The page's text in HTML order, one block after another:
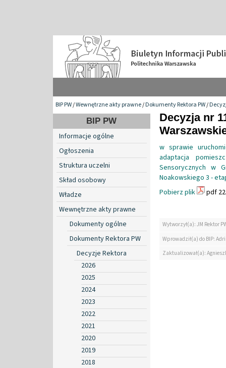
BIP PW/Wewnętrzne akty prawne/Dokumenty Rektora PW/
BIP PW
Informacje ogólne
Ogłoszenia
Struktura uczelni
Skład osobowy
Władze
Wewnętrzne akty prawne
Dokumenty ogólne
Dokumenty Rektora PW
Decyzje Rektora
2026
2025
2024
2023
2022
2021
2020
2019
2018
Decyzja nr
w sprawie
adaptacja
Sensorycznych w
Noakowskiego 3 -
Pobierz plik
pdf
Wytworzył(a): JM Rektor
Wprowadził(a) do BIP:
Zaktualizował(a):